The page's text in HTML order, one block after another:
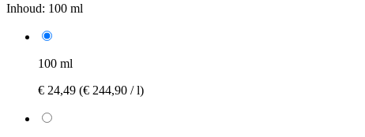
Inhoud: 100 ml
100 ml
€ 24,49 (€ 244,90 / l)